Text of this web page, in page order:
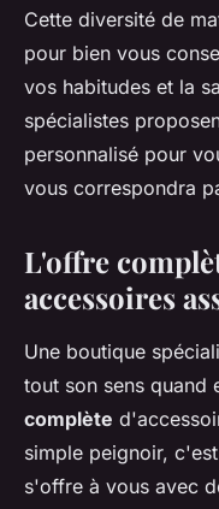
Cette diversité de
pour bien vous
vos habitudes et la
spécialistes
personnalisé pour
vous correspondra
L'offre
accessoires
Une boutique
tout son sens quand
complète
simple peignoir,
s'offre à vous avec